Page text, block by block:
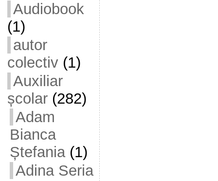
Audiobook
(1)
autor
colectiv(1)
Auxiliar
școlar(282)
Adam
Bianca
Ștefania(1)
Adina Seria